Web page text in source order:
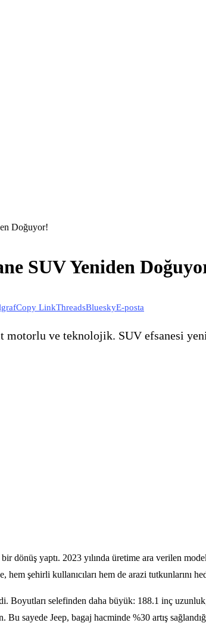
Doğuyor!
SUV Yeniden
Copy LinkThreadsBlueskyE-posta
motorlu ve teknolojik. SUV efsanesi
dönüş yaptı. 2023 yılında üretime ara verilen
şehirli kullanıcıları hem de arazi tutkunlarını
Boyutları selefinden daha büyük: 188.1 inç
sayede Jeep, bagaj hacminde %30 artış